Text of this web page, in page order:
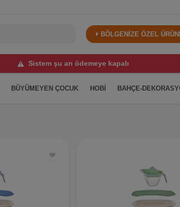
BÖLGENİZE ÖZEL
Sistem şu an ödemeye kapalı
BÜYÜMEYEN ÇOCUK HOBİ BAHÇE-